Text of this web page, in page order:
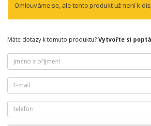
Omlouváme se, ale tento produkt už není k
Máte dotazy k tomuto produktu?Vytvořte si